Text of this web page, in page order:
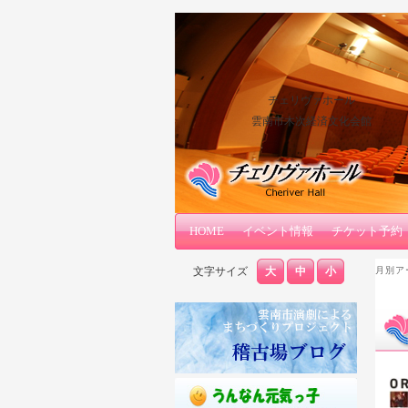
チェリヴァホール
雲南市木次経済文化会館
メインメニュー
メインコンテンツへ移動
サブコンテンツへ移動
HOME イベント情報 チケット予約
月別
文字サイズ 大 中 小